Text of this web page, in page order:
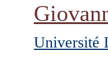
Université